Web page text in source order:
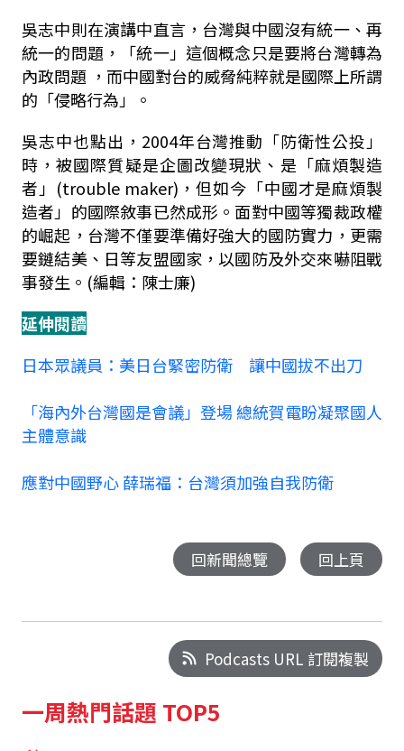
吳志中則在演講中直言，台灣與中國沒有統一、再
統一的問題，「統一」這個概念只是要將台灣轉為
內政問題 ，而中國對台的威脅純粹就是國際上所謂
的「侵略行為」。
吳志中也點出，2004年台灣推動「防衛性公投」
時，被國際質疑是企圖改變現狀、是「麻煩製造
者」(trouble maker)，但如今「中國才是麻煩製
造者」的國際敘事已然成形。面對中國等獨裁政權
的崛起，台灣不僅要準備好強大的國防實力，更需
要鏈結美、日等友盟國家，以國防及外交來嚇阻戰
事發生。(編輯：陳士廉)
延伸閱讀
日本眾議員：美日台緊密防衛 讓中國拔不出刀
「海內外台灣國是會議」登場 總統賀電盼凝聚國人
主體意識
應對中國野心 薛瑞福：台灣須加強自我防衛
回新聞總覽 回上頁
Podcasts URL 訂閱複製
一周熱門話題 TOP5